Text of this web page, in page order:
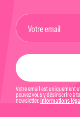
Votre email est uniquement
pouvez vous y désinscrire à
newsletter. Informations